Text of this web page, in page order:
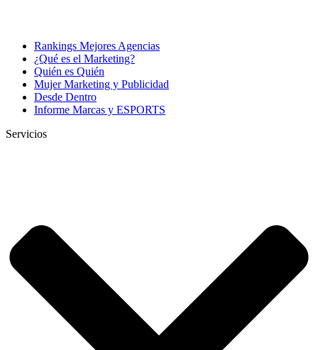
Rankings Mejores Agencias
¿Qué es el Marketing?
Quién es Quién
Mujer Marketing y Publicidad
Desde Dentro
Informe Marcas y ESPORTS
Servicios